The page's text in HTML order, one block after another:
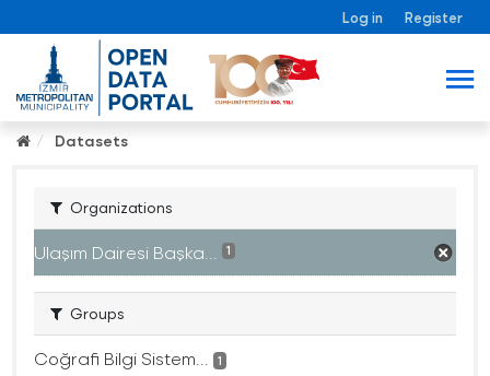
Log in Register
Datasets
Organizations
Ulaşım Dairesi Başka... 1
Groups
Coğrafi Bilgi Sistem... 1